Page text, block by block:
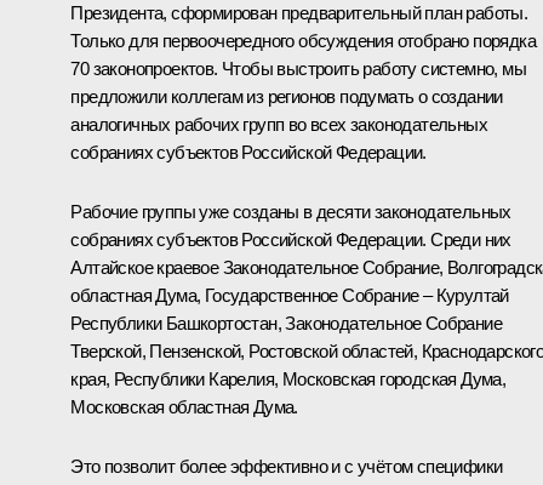
Президента, сформирован предварительный план работы.
Только для первоочередного обсуждения отобрано порядка
70 законопроектов. Чтобы выстроить работу системно, мы
предложили коллегам из регионов подумать о создании
аналогичных рабочих групп во всех законодательных
собраниях субъектов Российской Федерации.
Рабочие группы уже созданы в десяти законодательных
собраниях субъектов Российской Федерации. Среди них
Алтайское краевое Законодательное Собрание,
областная Дума, Государственное Собрание – Курултай
Республики Башкортостан, Законодательное Собрание
Тверской, Пензенской, Ростовской областей,
края, Республики Карелия, Московская городская Дума,
Московская областная Дума.
Это позволит более эффективно и с учётом специфики